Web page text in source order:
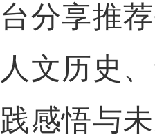
台分享推
人文历史
践感悟与